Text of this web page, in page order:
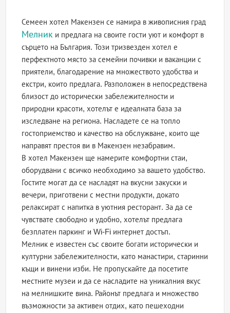
Семеен хотел Макензен се намира в живописния град
Мелник и предлага на своите гости уют и комфорт в
сърцето на България. Този тризвезден хотел е
перфектното място за семейни почивки и ваканции с
приятели, благодарение на множеството удобства и
екстри, които предлага. Разположен в непосредствена
близост до исторически забележителности и
природни красоти, хотелът е идеалната база за
изследване на региона. Насладете се на топло
гостоприемство и качество на обслужване, които ще
направят престоя ви в Макензен незабравим.
В хотел Макензен ще намерите комфортни стаи,
оборудвани с всичко необходимо за вашето удобство.
Гостите могат да се насладят на вкусни закуски и
вечери, приготвени с местни продукти, докато
релаксират с напитка в уютния ресторант. За да се
чувствате свободно и удобно, хотелът предлага
безплатен паркинг и Wi-Fi интернет достъп.
Мелник е известен със своите богати исторически и
културни забележителности, като манастири, старинни
къщи и винени изби. Не пропускайте да посетите
местните музеи и да се насладите на уникалния вкус
на мелнишките вина. Районът предлага и множество
възможности за активен отдих, като пешеходни